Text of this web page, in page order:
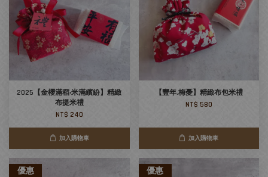
2025【金櫻滿稻‧米滿繽紛】精緻
布提米禮
NT$ 240
加入購物車
【豐年.梅憂】精緻布包米禮
NT$ 580
加入購物車
優惠 優惠